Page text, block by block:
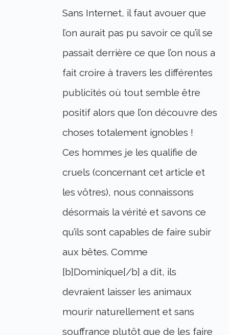
Sans Internet, il faut avouer que
l’on aurait pas pu savoir ce qu’il se
passait derrière ce que l’on nous a
fait croire à travers les différentes
publicités où tout semble être
positif alors que l’on découvre des
choses totalement ignobles !
Ces hommes je les qualifie de
cruels (concernant cet article et
les vôtres), nous connaissons
désormais la vérité et savons ce
qu’ils sont capables de faire subir
aux bêtes. Comme
[b]Dominique[/b] a dit, ils
devraient laisser les animaux
mourir naturellement et sans
souffrance plutôt que de les faire